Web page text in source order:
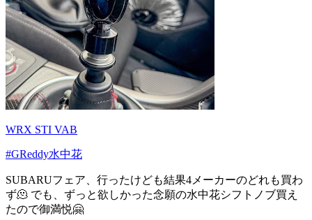
WRX STI VAB
#GReddy水中花
SUBARUフェア、行ったけども結果4メーカーのどれも買わ
ず🫠 でも、ずっと欲しかった念願の水中花シフトノブ買え
たので御満悦🤗